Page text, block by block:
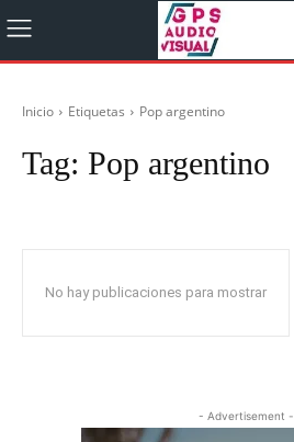
Inicio Etiquetas Pop argentino
Tag: Pop argentino
No hay publicaciones para mostrar
- Advertisement -